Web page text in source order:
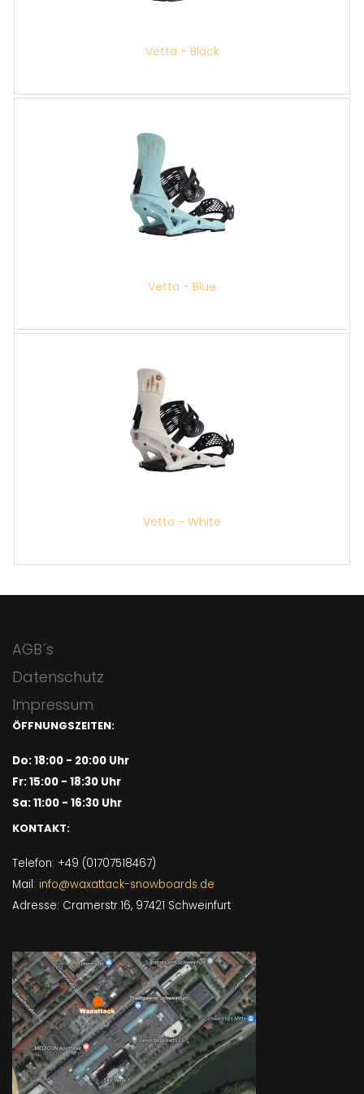
Vetta - Black
Vetta - Blue
Vetta - White
AGB´s
Datenschutz
Impressum
ÖFFNUNGSZEITEN:
Do: 18:00 - 20:00 Uhr
Fr: 15:00 - 18:30 Uhr
Sa: 11:00 - 16:30 Uhr
KONTAKT:
Telefon: +49 (01707518467)
Mail: info@waxattack-snowboards.de
Adresse: Cramerstr.16, 97421 Schweinfurt